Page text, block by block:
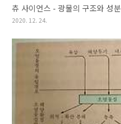
츄 사이언스 - 광물의 구조와 성분
2020. 12. 24.